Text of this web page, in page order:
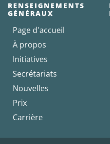
RENSEIGNEMENTS
GÉNÉRAUX
Page d'accueil
À propos
Initiatives
Secrétariats
Nouvelles
Prix
Carrière